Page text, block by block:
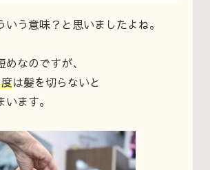
いう意味？と思いましたよね。
なのですが、
は髪を切らないと
ます。